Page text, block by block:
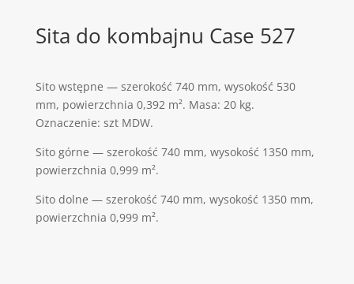
Sita do kombajnu Case 527
Sito wstępne — szerokość 740 mm, wysokość 530
mm, powierzchnia 0,392 m². Masa: 20 kg.
Oznaczenie: szt MDW.
Sito górne — szerokość 740 mm, wysokość 1350 mm,
powierzchnia 0,999 m².
Sito dolne — szerokość 740 mm, wysokość 1350 mm,
powierzchnia 0,999 m².